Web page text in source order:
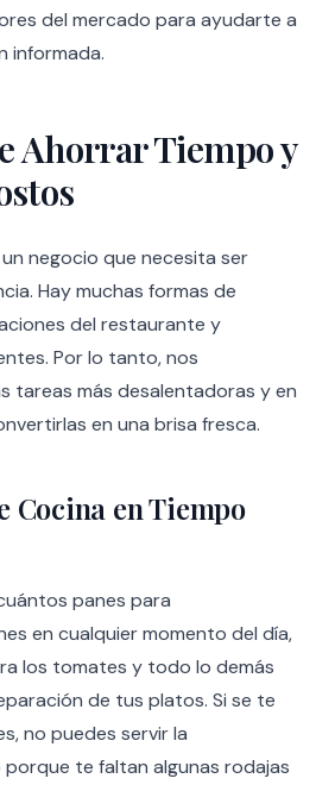
del mercado para ayudarte a
informada.
Ahorrar Tiempo y
negocio que necesita ser
Hay muchas formas de
del restaurante y
Por lo tanto, nos
tareas más desalentadoras y en
en una brisa fresca.
Cocina en Tiempo
panes para
en cualquier momento del día,
los tomates y todo lo demás
de tus platos. Si se te
no puedes servir la
te faltan algunas rodajas